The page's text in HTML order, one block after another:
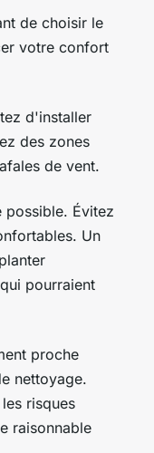
de choisir le
votre confort
d'installer
des zones
de vent.
possible. Évitez
Un
pourraient
proche
nettoyage.
risques
raisonnable